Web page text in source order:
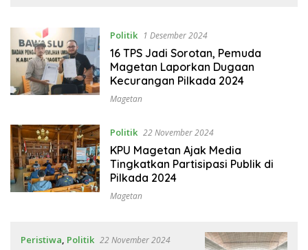
Politik 1 Desember 2024
16 TPS Jadi Sorotan, Pemuda
Magetan Laporkan Dugaan
Kecurangan Pilkada 2024
Magetan
Politik 22 November 2024
KPU Magetan Ajak Media
Tingkatkan Partisipasi Publik di
Pilkada 2024
Magetan
Peristiwa, Politik 22 November 2024